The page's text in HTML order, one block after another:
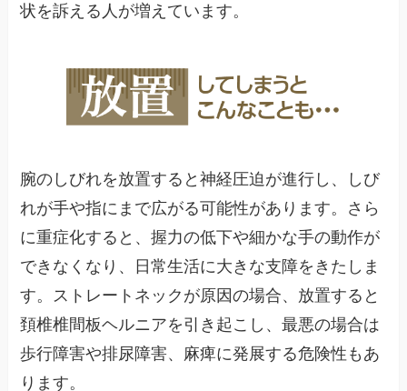
状を訴える人が増えています。
腕のしびれを放置すると神経圧迫が進行し、しび
れが手や指にまで広がる可能性があります。さら
に重症化すると、握力の低下や細かな手の動作が
できなくなり、日常生活に大きな支障をきたしま
す。ストレートネックが原因の場合、放置すると
頚椎椎間板ヘルニアを引き起こし、最悪の場合は
歩行障害や排尿障害、麻痺に発展する危険性もあ
ります。